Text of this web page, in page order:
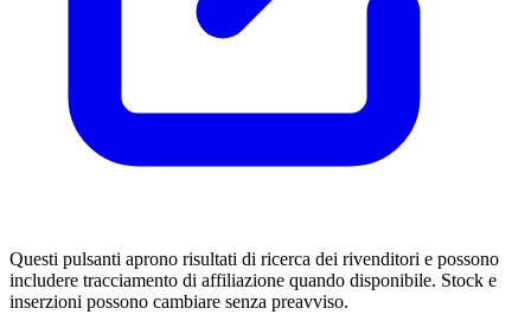
Questi pulsanti aprono risultati di ricerca dei rivenditori e possono
includere tracciamento di affiliazione quando disponibile. Stock e
inserzioni possono cambiare senza preavviso.